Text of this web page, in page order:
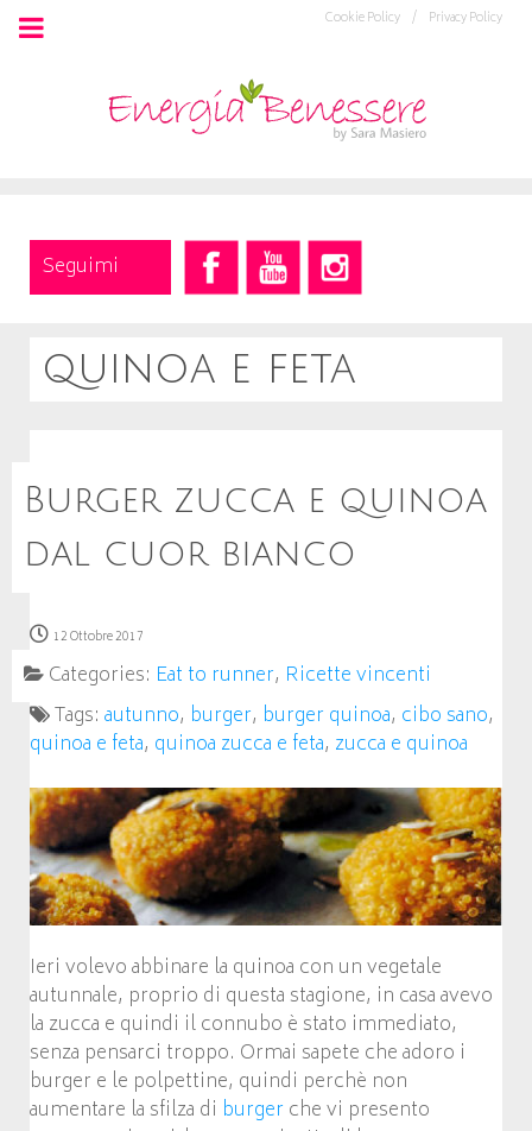
Privacy Policy
Cookie Policy /
Seguimi
quinoa e feta
Burger zucca e quinoa
dal cuor bianco
12 Ottobre 2017
Categories: Eat to runner, Ricette vincenti
Tags: autunno, burger, burger quinoa, cibo sano,
quinoa e feta, quinoa zucca e feta, zucca e quinoa
Ieri volevo abbinare la quinoa con un vegetale
autunnale, proprio di questa stagione, in casa avevo
la zucca e quindi il connubo è stato immediato,
senza pensarci troppo. Ormai sapete che adoro i
burger e le polpettine, quindi perchè non
aumentare la sfilza di burger che vi presento